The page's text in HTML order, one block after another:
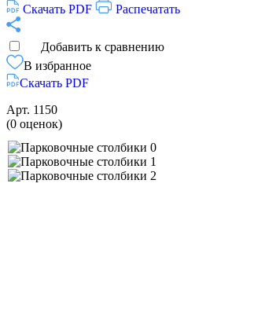
Скачать PDF
Распечатать
Добавить к сравнению
В избранное
Скачать PDF
Арт. 1150
(0 оценок)